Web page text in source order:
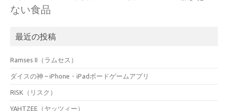
ない食品
最近の投稿
Ramses II（ラムセス）
ダイスの神 – iPhone・iPadボードゲームアプリ
RISK（リスク）
YAHTZEE（ヤッツィー）